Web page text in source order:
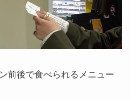
前後で食べられるメニュー